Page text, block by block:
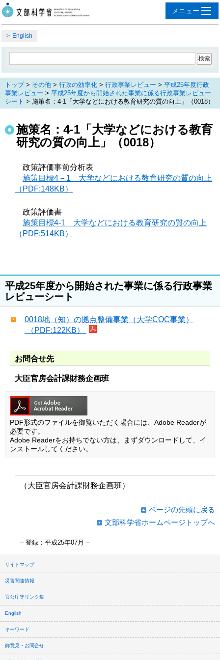
English
トップ> その他 > 行政の効率化 > 行政事業レビュー > 平成25年度行政
事業レビュー > 平成25年度から開始された事業に係る行政事業レビュー
シート > 施策名：4-1「大学などにおける教育研究の質の向上」（0018）
施策名：4-1「大学などにおける教育
研究の質の向上」（0018）
政策評価事前分析表
施策目標4－1 大学などにおける教育研究の質の向上
（PDF:148KB）
政策評価書
施策目標4-1 大学などにおける教育研究の質の向上
（PDF:514KB）
平成25年度から開始された事業に係る行政事業
レビューシート
0018地（知）の拠点整備事業（大学COC事業）
（PDF:122KB）
お問合せ先
大臣官房会計課財務企画班
PDF形式のファイルを御覧いただく場合には、Adobe Readerが
必要です。
Adobe Readerをお持ちでない方は、まずダウンロードして、イ
ンストールしてください。
（大臣官房会計課財務企画班）
ページの先頭に戻る
文部科学省ホームページトップへ
-- 登録：平成25年07月 --
サイトマップ
災害関連情報
官公庁等リンク集
English
キーワード
御意見・お問合せ